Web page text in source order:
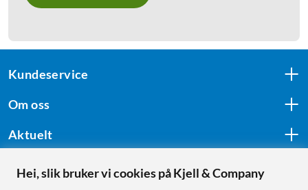
Kundeservice
Om oss
Aktuelt
Følg oss
Hei, slik bruker vi cookies på Kjell & Company